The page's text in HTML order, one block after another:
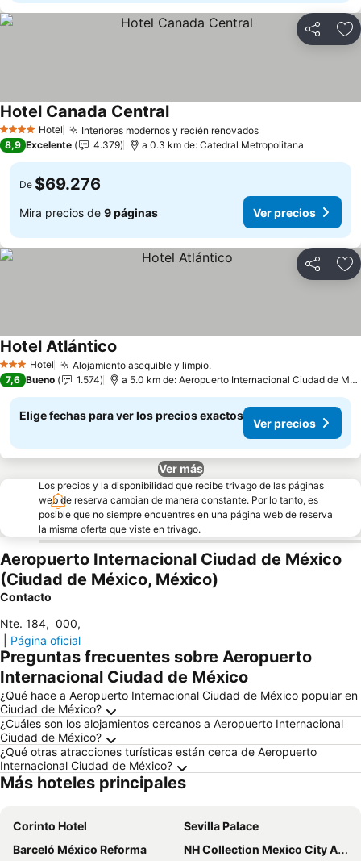
Compartir
4 EstrellasHotel Interiores modernos y recién renovadosVer precios
Hotel Canada CentralVer precios
8,9 Excelente 4.379 a 0.3 km de: Catedral Metropolitana
De $69.276
Mira precios de 9 páginas Ver precios
Compartir
3 Estrellas
Hotel Alojamiento asequible y limpio.Ver precios
Hotel Atlántico
7,6 Bueno 1.574 a 5.0 km de: Aeropuerto Internacional Ciudad de
Elige fechas para ver los precios exactos
Ver precios
Ver más
Los precios y la disponibilidad que recibe trivago de las páginas
web de reserva cambian de manera constante. Por lo tanto, es
posible que no siempre encuentres en una página web de reserva
la misma oferta que viste en trivago.
Aeropuerto Internacional Ciudad de México
(Ciudad de México, México)
Contacto
Nte. 184, 000,
Página oficial
Preguntas frecuentes sobre Aeropuerto
Internacional Ciudad de México
¿Qué hace a Aeropuerto Internacional Ciudad de México popular en
Ciudad de México?
¿Cuáles son los alojamientos cercanos a Aeropuerto Internacional
Ciudad de México?
¿Qué otras atracciones turísticas están cerca de Aeropuerto
Internacional Ciudad de México?
Más hoteles principales
Corinto Hotel
Sevilla Palace
Barceló México Reforma
NH Collection Mexico City Airport T2